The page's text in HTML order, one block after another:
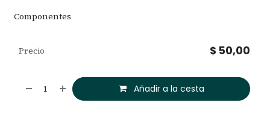
Componentes
Añadir a la cesta
Precio $ 50,00